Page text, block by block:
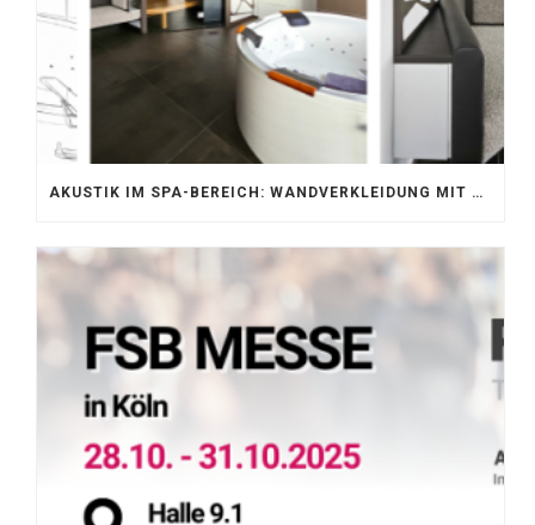
AKUSTIK IM SPA-BEREICH: WANDVERKLEIDUNG MIT SILENTPROTECT CORE